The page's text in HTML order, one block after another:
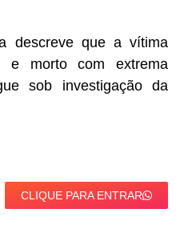
descreve que a vítima
morto com extrema
sob investigação da
CLIQUE PARA ENTRAR